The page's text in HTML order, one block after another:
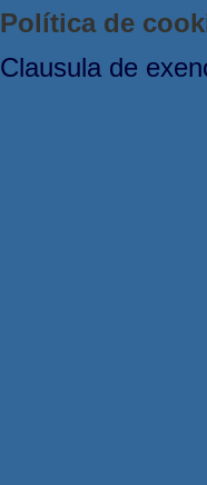
Política de
Clausula de